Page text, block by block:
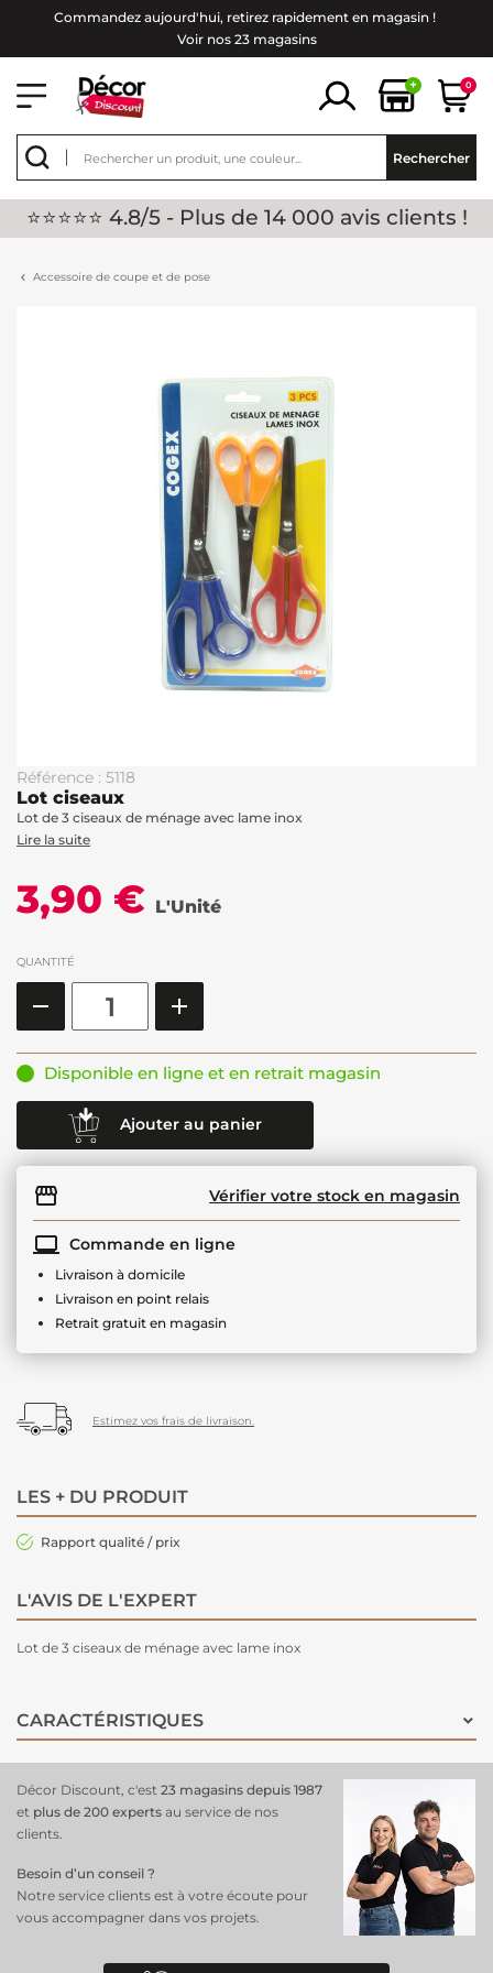
Commandez aujourd'hui, retirez rapidement en magasin !
Voir nos 23 magasins
+ 0
Rechercher
⭐⭐⭐⭐⭐ 4.8/5 - Plus de 14 000 avis clients !
Accessoire de coupe et de pose
Référence : 5118
Lot ciseaux
Lot de 3 ciseaux de ménage avec lame inox
Lire la suite
3,90 € L'Unité
QUANTITÉ
Disponible en ligne et en retrait magasin
Ajouter au panier
Vérifier votre stock en magasin
Commande en ligne
Livraison à domicile
Livraison en point relais
Retrait gratuit en magasin
Estimez vos frais de livraison.
LES + DU PRODUIT
Rapport qualité / prix
L'AVIS DE L'EXPERT
Lot de 3 ciseaux de ménage avec lame inox
CARACTÉRISTIQUES
Décor Discount, c'est 23 magasins depuis 1987
et plus de 200 experts au service de nos
clients.
Besoin d’un conseil ?
Notre service clients est à votre écoute pour
vous accompagner dans vos projets.